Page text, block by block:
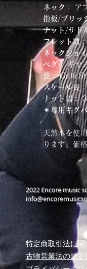
ネック：
ア
指板/ブリッ
ナット/サド
フレット数：
ネックジョ
ペグ：ギヤ
弦：Galli
スケール長：
ナット幅：
＊専用ギグ
天然木を使
ります。価
​2022 Encore music
特定商取引法に
古物営業法の規